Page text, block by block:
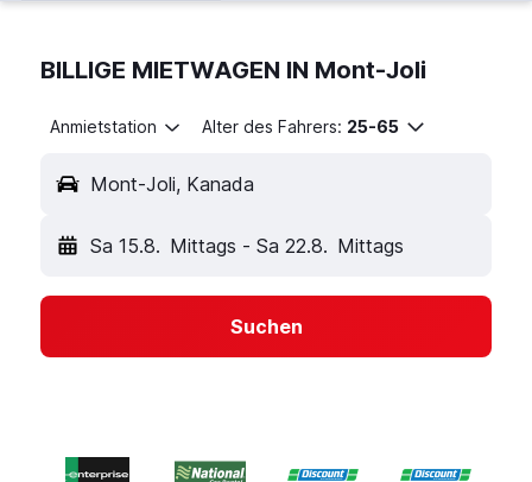
BILLIGE MIETWAGEN IN Mont-Joli
Anmietstation Alter des Fahrers: 25-65
Mont-Joli, Kanada
Sa 15.8. Mittags - Sa 22.8. Mittags
Suchen